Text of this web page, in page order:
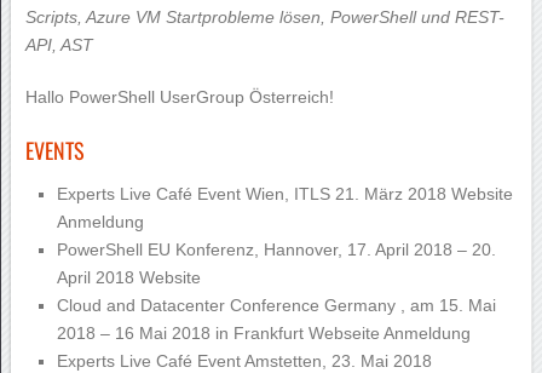
Scripts, Azure VM Startprobleme lösen, PowerShell und REST-
API, AST
Hallo PowerShell UserGroup Österreich!
EVENTS
Experts Live Café Event Wien, ITLS 21. März 2018Website
Anmeldung
PowerShell EU Konferenz, Hannover, 17. April 2018 – 20.
April 2018Website
Cloud and Datacenter Conference Germany , am 15. Mai
2018 – 16 Mai 2018 in FrankfurtWebseite Anmeldung
Experts Live Café Event Amstetten, 23. Mai 2018